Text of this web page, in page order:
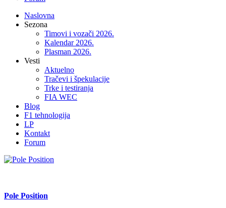
Naslovna
Sezona
Timovi i vozači 2026.
Kalendar 2026.
Plasman 2026.
Vesti
Aktuelno
Tračevi i špekulacije
Trke i testiranja
FIA WEC
Blog
F1 tehnologija
LP
Kontakt
Forum
Pole Position